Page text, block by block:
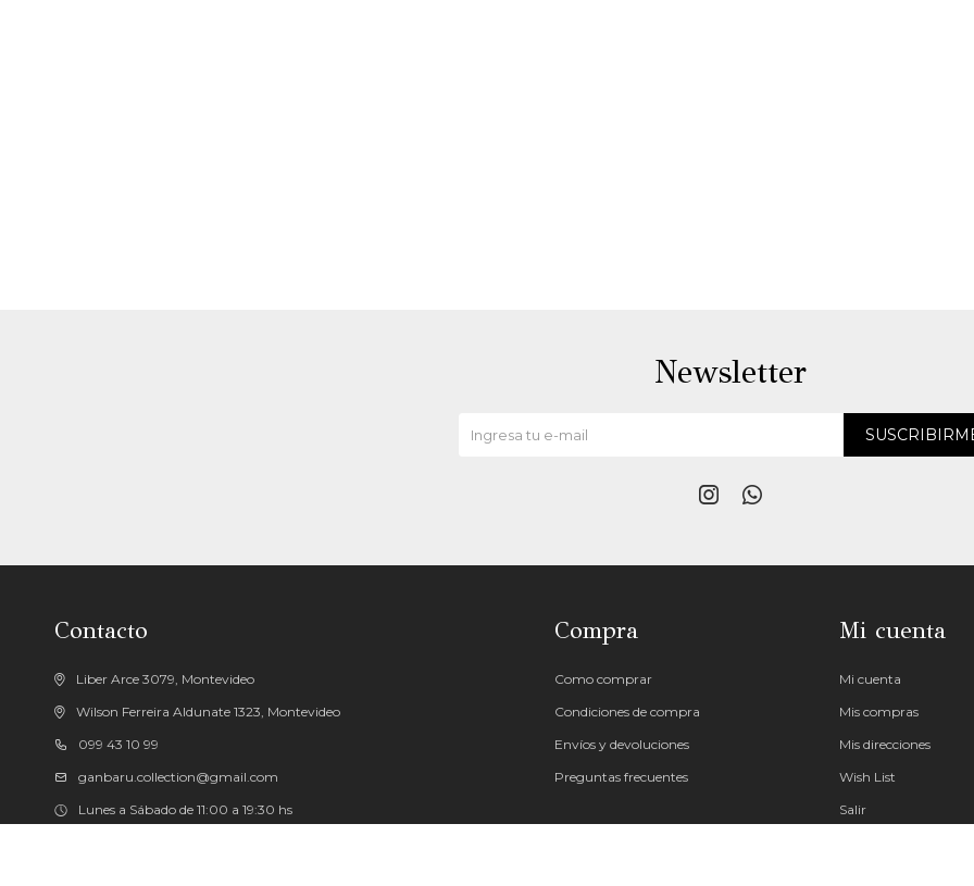
Contacto
Liber Arce 3079, Montevideo
Wilson Ferreira Aldunate 1323, Montevideo
099 43 10 99
ganbaru.collection@gmail.com
Lunes a Sábado de 11:00 a 19:30 hs
Compra
Como comprar
Condiciones de compra
Envíos y devoluciones
Preguntas frecuentes
Mi cuenta
Mi cuenta
Mis compras
Mis direcciones
Wish List
Salir
Newsletter
 